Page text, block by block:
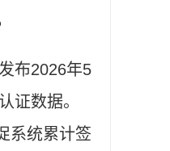
2026年5
证数据。
系统累计签